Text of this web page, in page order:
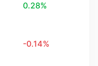
0.28%
-0.14%